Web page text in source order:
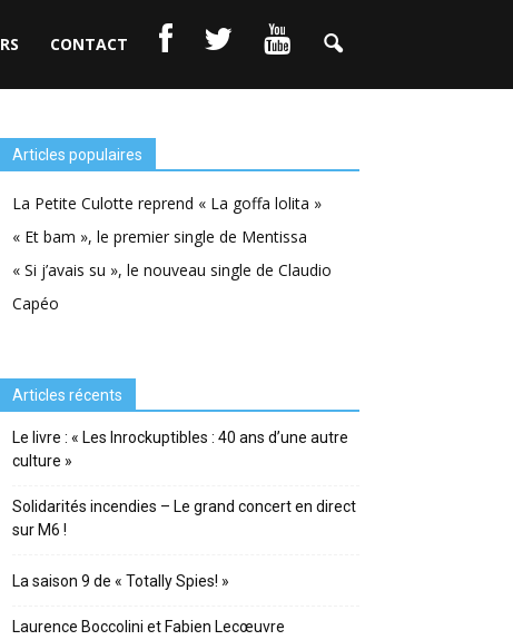
CONTACT
Articles populaires
La Petite Culotte reprend « La goffa lolita »
« Et bam », le premier single de Mentissa
« Si j’avais su », le nouveau single de Claudio
Capéo
Articles récents
Le livre : « Les Inrockuptibles : 40 ans d’une autre
culture »
Solidarités incendies – Le grand concert en direct
sur M6 !
La saison 9 de « Totally Spies! »
Laurence Boccolini et Fabien Lecœuvre